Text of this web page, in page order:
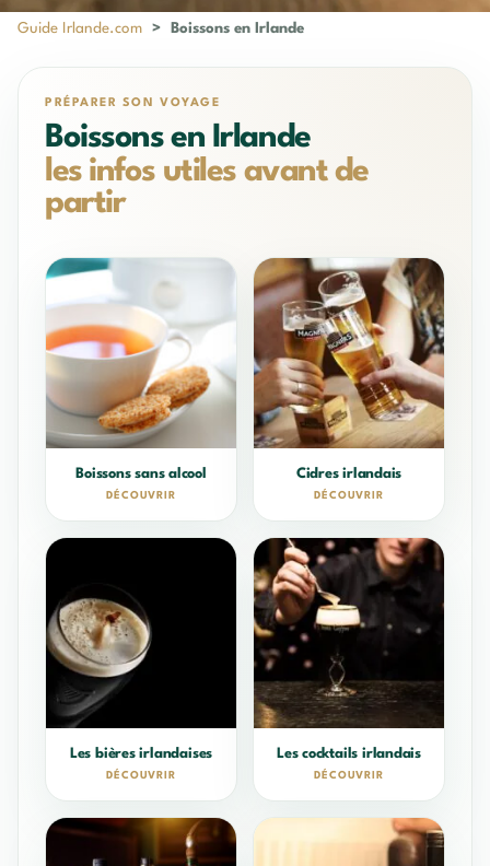
Guide Irlande.com > Boissons en Irlande
PRÉPARER SON VOYAGE
Boissons en Irlande
les infos utiles avant de
partir
Boissons sans alcool
DÉCOUVRIR
Cidres irlandais
DÉCOUVRIR
Les bières irlandaises
DÉCOUVRIR
Les cocktails irlandais
DÉCOUVRIR